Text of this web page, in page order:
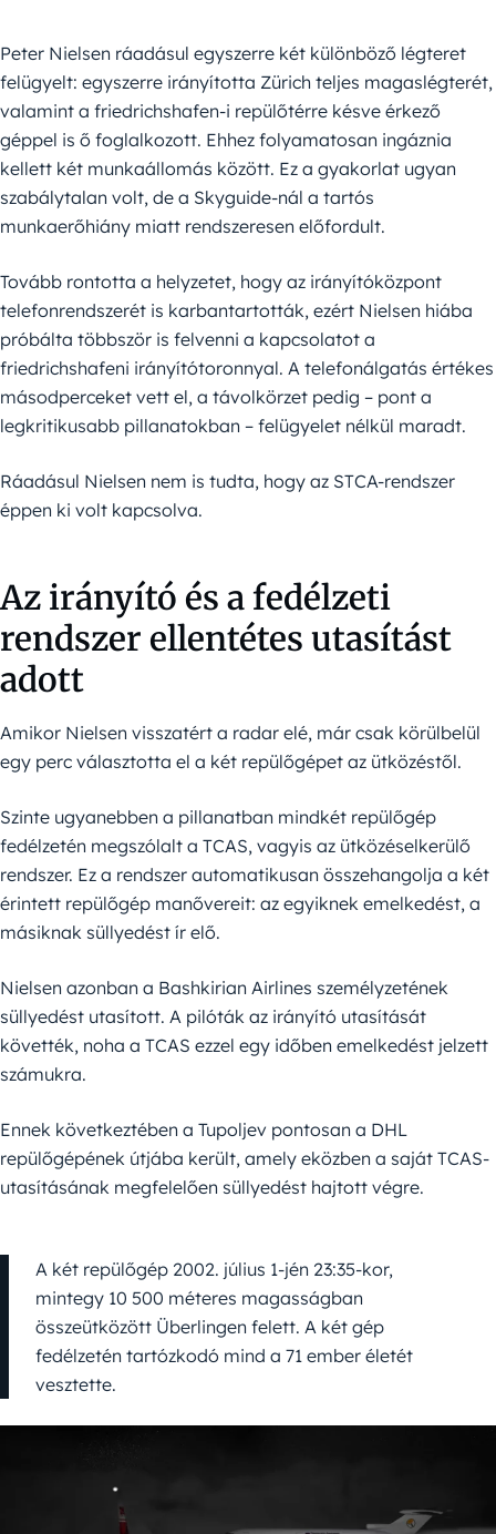
Peter Nielsen ráadásul egyszerre két különböző légteret
felügyelt: egyszerre irányította Zürich teljes magaslégterét,
valamint a friedrichshafen-i repülőtérre késve érkező
géppel is ő foglalkozott. Ehhez folyamatosan ingáznia
kellett két munkaállomás között. Ez a gyakorlat ugyan
szabálytalan volt, de a Skyguide-nál a tartós
munkaerőhiány miatt rendszeresen előfordult.
Tovább rontotta a helyzetet, hogy az irányítóközpont
telefonrendszerét is karbantartották, ezért Nielsen hiába
próbálta többször is felvenni a kapcsolatot a
friedrichshafeni irányítótoronnyal. A telefonálgatás értékes
másodperceket vett el, a távolkörzet pedig – pont a
legkritikusabb pillanatokban – felügyelet nélkül maradt.
Ráadásul Nielsen nem is tudta, hogy az STCA-rendszer
éppen ki volt kapcsolva.
Az irányító és a fedélzeti
rendszer ellentétes utasítást
adott
Amikor Nielsen visszatért a radar elé, már csak körülbelül
egy perc választotta el a két repülőgépet az ütközéstől.
Szinte ugyanebben a pillanatban mindkét repülőgép
fedélzetén megszólalt a TCAS, vagyis az ütközéselkerülő
rendszer. Ez a rendszer automatikusan összehangolja a két
érintett repülőgép manővereit: az egyiknek emelkedést, a
másiknak süllyedést ír elő.
Nielsen azonban a Bashkirian Airlines személyzetének
süllyedést utasított. A pilóták az irányító utasítását
követték, noha a TCAS ezzel egy időben emelkedést jelzett
számukra.
Ennek következtében a Tupoljev pontosan a DHL
repülőgépének útjába került, amely eközben a saját TCAS-
utasításának megfelelően süllyedést hajtott végre.
A két repülőgép 2002. július 1-jén 23:35-kor,
mintegy 10 500 méteres magasságban
összeütközött Überlingen felett. A két gép
fedélzetén tartózkodó mind a 71 ember életét
vesztette.